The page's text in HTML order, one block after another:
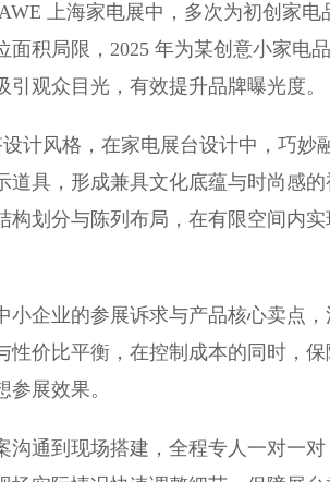
上海家电展中，多次为初创家电
积局限，2025 年为某创意小家电品
观众目光，有效提升品牌曝光度。
计风格，在家电展台设计中，巧妙
道具，形成兼具文化底蕴与时尚感的
构划分与陈列布局，在有限空间内实
企业的参展诉求与产品核心卖点，
性价比平衡，在控制成本的同时，保
展效果。
通到现场搭建，全程专人一对一对